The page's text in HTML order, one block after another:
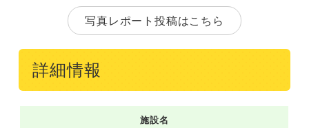
写真レポート投稿はこちら
詳細情報
施設名